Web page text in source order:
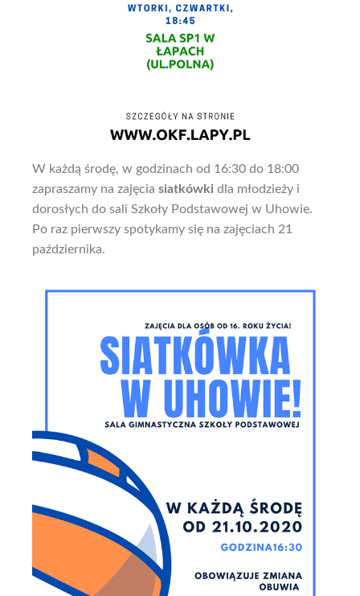
W każdą środę, w godzinach od 16:30 do 18:00
zapraszamy na zajęcia siatkówki dla młodzieży i
dorosłych do sali Szkoły Podstawowej w Uhowie.
Po raz pierwszy spotykamy się na zajęciach 21
października.